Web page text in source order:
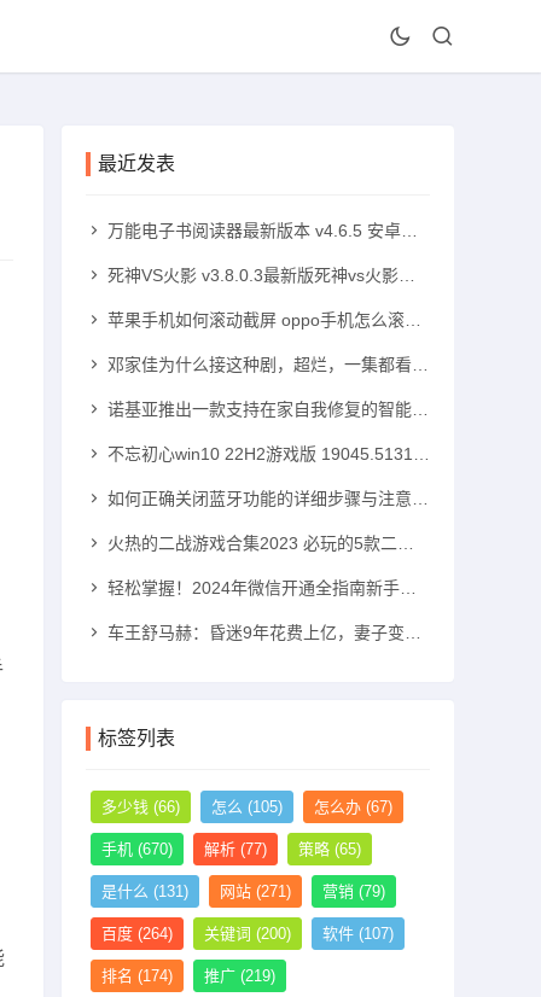
最近发表
万能电子书阅读器最新版本 v4.6.5 安卓版手机txt阅读器「万能电子书阅读器最新版本 v4.6.5 安卓版」
死神VS火影 v3.8.0.3最新版死神vs火影手机版「死神VS火影 v3.8.0.3最新版」
苹果手机如何滚动截屏 oppo手机怎么滚动截屏苹果手机怎么滚动截屏「苹果手机如何滚动截屏 oppo手机怎么滚动截屏」
邓家佳为什么接这种剧，超烂，一集都看不下去！高中可以带手机吗「邓家佳为什么接这种剧，超烂，一集都看不下去！」
诺基亚推出一款支持在家自我修复的智能手机诺基亚智能手机「诺基亚推出一款支持在家自我修复的智能手机」
不忘初心win10 22H2游戏版 19045.5131 x64无更新版windows10手机版「不忘初心win10 22H2游戏版 19045.5131 x64无更新版」
如何正确关闭蓝牙功能的详细步骤与注意事项蓝牙手机「如何正确关闭蓝牙功能的详细步骤与注意事项」
火热的二战游戏合集2023 必玩的5款二战游戏推荐二战游戏手机游戏「火热的二战游戏合集2023 必玩的5款二战游戏推荐」
轻松掌握！2024年微信开通全指南新手机号怎么注册微信「轻松掌握！2024年微信开通全指南」
车王舒马赫：昏迷9年花费上亿，妻子变卖其私人飞机和别墅法拉利手机「车王舒马赫：昏迷9年花费上亿，妻子变卖其私人飞机和别墅」
标签列表
多少钱 (66) 怎么 (105) 怎么办 (67)
手机 (670) 解析 (77) 策略 (65)
是什么 (131) 网站 (271) 营销 (79)
百度 (264) 关键词 (200) 软件 (107)
排名 (174) 推广 (219)